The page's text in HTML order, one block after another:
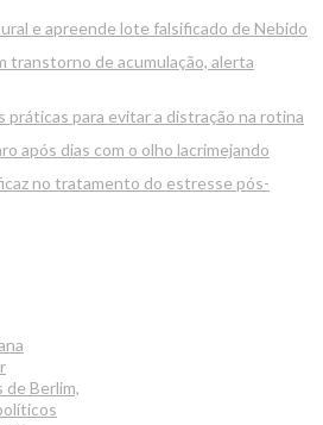
e apreende lote falsificado de Nebido
transtorno de acumulação, alerta
práticas para evitar a distração na rotina
após dias com o olho lacrimejando
no tratamento do estresse pós-
de Berlim,